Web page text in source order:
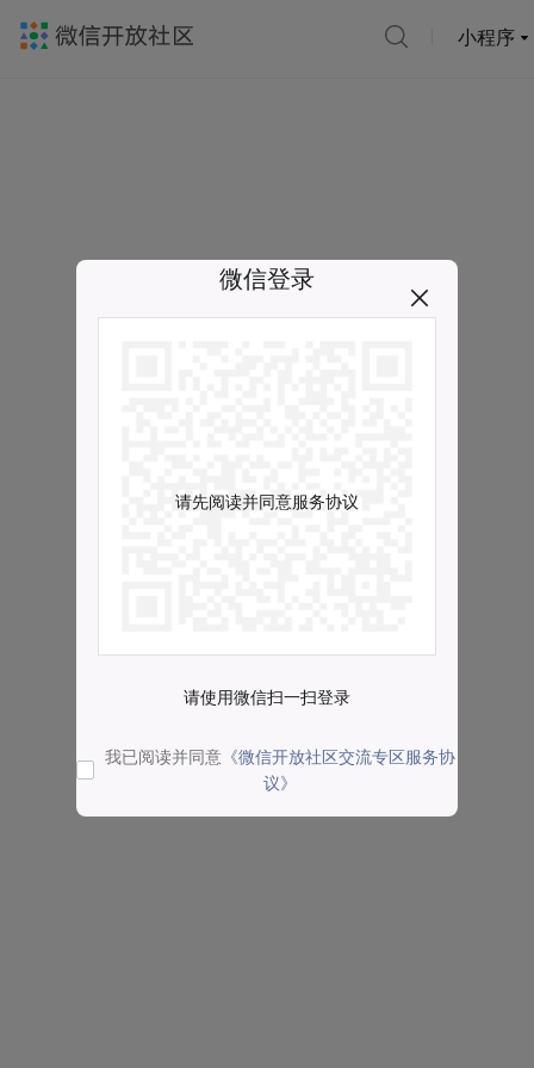
小程序
微信登录
请先阅读并同意服务协议
请使用微信扫一扫登录
我已阅读并同意 《微信开放社区交流专区服务协
议》